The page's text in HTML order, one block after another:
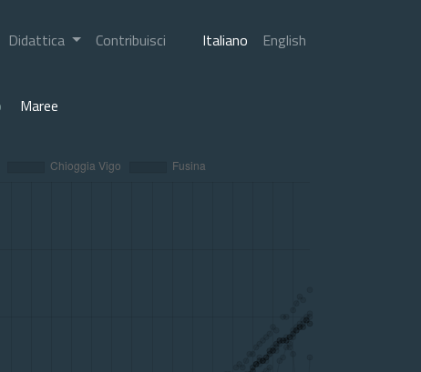
Didattica Contribuisci Italiano English
Maree